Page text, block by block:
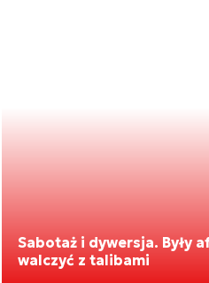
Sabotaż i dywersja. Były
walczyć z talibami